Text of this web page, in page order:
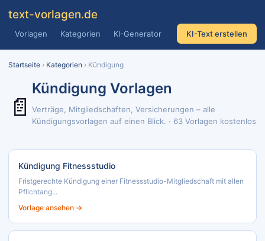
text-vorlagen.de
Vorlagen Kategorien KI-Generator KI-Text erstellen
Startseite › Kategorien › Kündigung
📄
Kündigung Vorlagen
Verträge, Mitgliedschaften, Versicherungen – alle
Kündigungsvorlagen auf einen Blick. · 63 Vorlagen kostenlos
Kündigung Fitnessstudio
Fristgerechte Kündigung einer Fitnessstudio-Mitgliedschaft mit allen
Pflichtang...
Vorlage ansehen →